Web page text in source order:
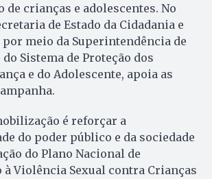
de crianças e adolescentes. No
de Estado da Cidadania e
por meio da Superintendência de
Sistema de Proteção dos
e do Adolescente, apoia as
é reforçar a
do poder público e da sociedade
do Plano Nacional de
Violência Sexual contra Crianças